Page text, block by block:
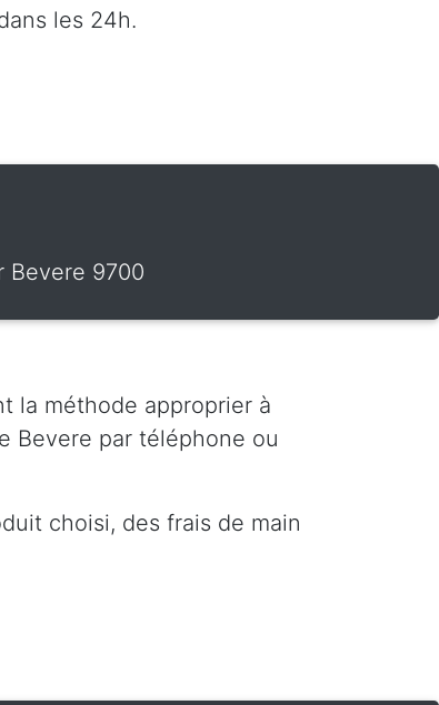
les 24h.
9700
la méthode approprier à
Bevere par téléphone ou
choisi, des frais de main